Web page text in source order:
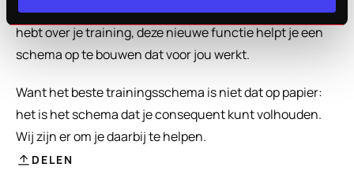
drukke agenda hebt of simpelweg graag meer controle
hebt over je training, deze nieuwe functie helpt je een
schema op te bouwen dat voor jou werkt.
Want het beste trainingsschema is niet dat op papier:
het is het schema dat je consequent kunt volhouden.
Wij zijn er om je daarbij te helpen.
DELEN